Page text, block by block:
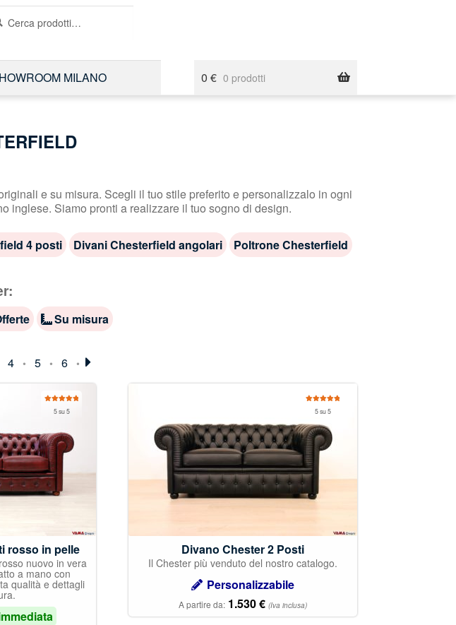
MILANO 0 € 0 prodotti
e su misura. Scegli il tuo stile preferito e personalizzalo in ogni
inglese. Siamo pronti a realizzare il tuo sogno di design.
4 posti Divani Chesterfield angolari Poltrone Chesterfield
Su misura
4 5 6
5 su 5
rosso in pelle
nuovo in vera
a mano con
qualità e dettagli
5 su 5
Divano Chester 2 Posti
Il Chester più venduto del nostro catalogo.
Personalizzabile
A partire da: 1.530€ (Iva inclusa)